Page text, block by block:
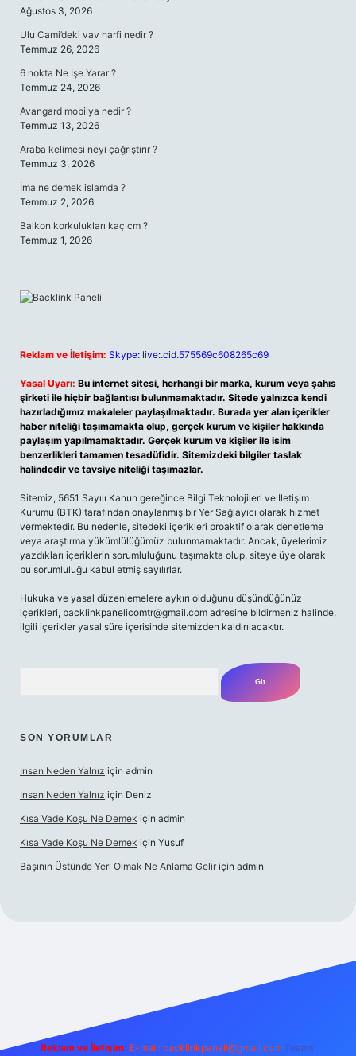
Ağustos 3, 2026
Ulu Cami’deki vav harfi nedir ?
Temmuz 26, 2026
6 nokta Ne İşe Yarar ?
Temmuz 24, 2026
Avangard mobilya nedir ?
Temmuz 13, 2026
Araba kelimesi neyi çağrıştırır ?
Temmuz 3, 2026
İma ne demek islamda ?
Temmuz 2, 2026
Balkon korkulukları kaç cm ?
Temmuz 1, 2026
Reklam ve İletişim: Skype: live:.cid.575569c608265c69
Yasal Uyarı: Bu internet sitesi, herhangi bir marka, kurum veya şahıs
şirketi ile hiçbir bağlantısı bulunmamaktadır. Sitede yalnızca kendi
hazırladığımız makaleler paylaşılmaktadır. Burada yer alan içerikler
haber niteliği taşımamakta olup, gerçek kurum ve kişiler hakkında
paylaşım yapılmamaktadır. Gerçek kurum ve kişiler ile isim
benzerlikleri tamamen tesadüfidir. Sitemizdeki bilgiler taslak
halindedir ve tavsiye niteliği taşımazlar.
Sitemiz, 5651 Sayılı Kanun gereğince Bilgi Teknolojileri ve İletişim
Kurumu (BTK) tarafından onaylanmış bir Yer Sağlayıcı olarak hizmet
vermektedir. Bu nedenle, sitedeki içerikleri proaktif olarak denetleme
veya araştırma yükümlülüğümüz bulunmamaktadır. Ancak, üyelerimiz
yazdıkları içeriklerin sorumluluğunu taşımakta olup, siteye üye olarak
bu sorumluluğu kabul etmiş sayılırlar.
Hukuka ve yasal düzenlemelere aykırı olduğunu düşündüğünüz
içerikleri, backlinkpanelicomtr@gmail.com adresine bildirmeniz halinde,
ilgili içerikler yasal süre içerisinde sitemizden kaldırılacaktır.
SON YORUMLAR
Insan Neden Yalnız için admin
Insan Neden Yalnız için Deniz
Kısa Vade Koşu Ne Demek için admin
Kısa Vade Koşu Ne Demek için Yusuf
Başının Üstünde Yeri Olmak Ne Anlama Gelir için admin
Reklam ve İletişim: E-mail: backlinkpaneli@gmail.com Teams: